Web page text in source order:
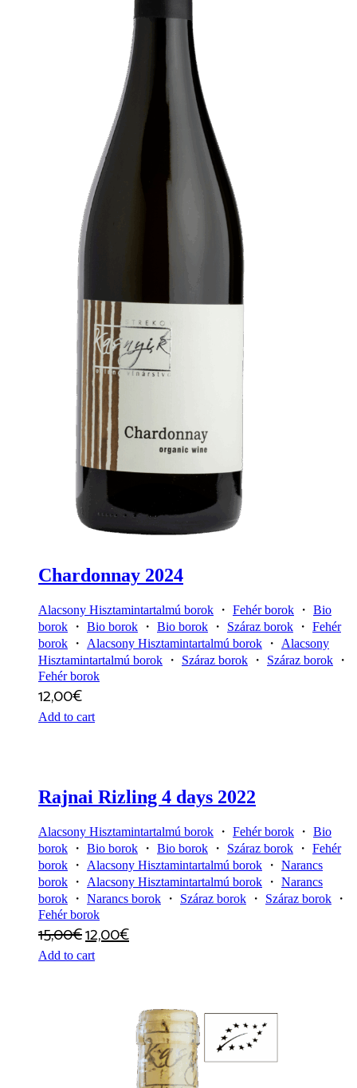
Chardonnay 2024
Alacsony Hisztamintartalmú borok ・ Fehér borok ・ Bio
borok ・ Bio borok ・ Bio borok ・ Száraz borok ・ Fehér
borok ・ Alacsony Hisztamintartalmú borok ・ Alacsony
Hisztamintartalmú borok ・ Száraz borok ・ Száraz borok ・
Fehér borok
12,00€
Add to cart
Rajnai Rizling 4 days 2022
Alacsony Hisztamintartalmú borok ・ Fehér borok ・ Bio
borok ・ Bio borok ・ Bio borok ・ Száraz borok ・ Fehér
borok ・ Alacsony Hisztamintartalmú borok ・ Narancs
borok ・ Alacsony Hisztamintartalmú borok ・ Narancs
borok ・ Narancs borok ・ Száraz borok ・ Száraz borok ・
Fehér borok
15,00€12,00€
Add to cart